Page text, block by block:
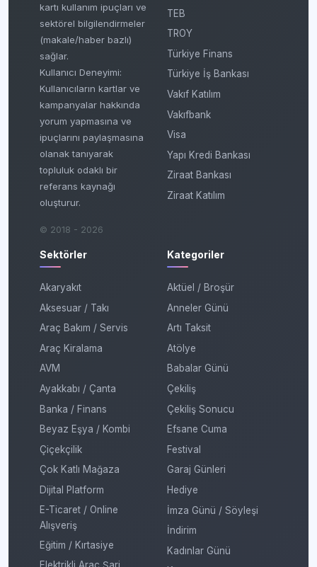
kartı kullanım ipuçları ve
sektörel bilgilendirmeler
(makale/haber bazlı)
sağlar.
Kullanıcı Deneyimi:
Kullanıcıların kartlar ve
kampanyalar hakkında
yorum yapmasına ve
ipuçlarını paylaşmasına
olanak tanıyarak
topluluk odaklı bir
referans kaynağı
oluşturur.
© 2018 - 2026
TEB
TROY
Türkiye Finans
Türkiye İş Bankası
Vakıf Katılım
Vakıfbank
Visa
Yapı Kredi Bankası
Ziraat Bankası
Ziraat Katılım
Sektörler
Akaryakıt
Aksesuar / Takı
Araç Bakım / Servis
Araç Kiralama
AVM
Ayakkabı / Çanta
Banka / Finans
Beyaz Eşya / Kombi
Çiçekçilik
Çok Katlı Mağaza
Dijital Platform
E-Ticaret / Online
Alışveriş
Eğitim / Kırtasiye
Kategoriler
Aktüel / Broşür
Anneler Günü
Artı Taksit
Atölye
Babalar Günü
Çekiliş
Çekiliş Sonucu
Efsane Cuma
Festival
Garaj Günleri
Hediye
İmza Günü / Söyleşi
İndirim
Kadınlar Günü